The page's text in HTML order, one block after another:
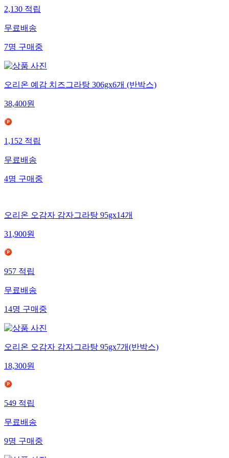
2,130적립
무료배송
7명구매중
오리온 예감 치즈그라탕 306gx6개 (반박스)
38,400원
1,152적립
무료배송
4명구매중
오리온 오감자 감자그라탕 95gx14개
31,900원
957적립
무료배송
14명구매중
오리온 오감자 감자그라탕 95gx7개(반박스)
18,300원
549적립
무료배송
9명구매중